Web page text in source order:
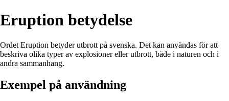
Eruption betydelse
Ordet Eruption betyder utbrott på svenska. Det kan användas för att
beskriva olika typer av explosioner eller utbrott, både i naturen och i
andra sammanhang.
Exempel på användning